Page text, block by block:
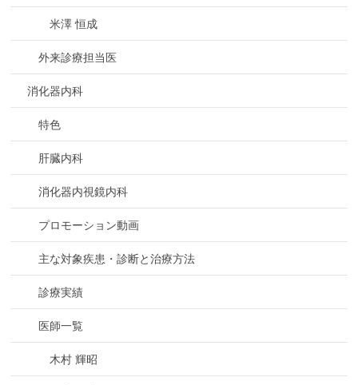
米澤 恒成
外来診療担当医
消化器内科
特色
肝臓内科
消化器内視鏡内科
プロモーション動画
主な対象疾患・診断と治療方法
診療実績
医師一覧
木村 輝昭